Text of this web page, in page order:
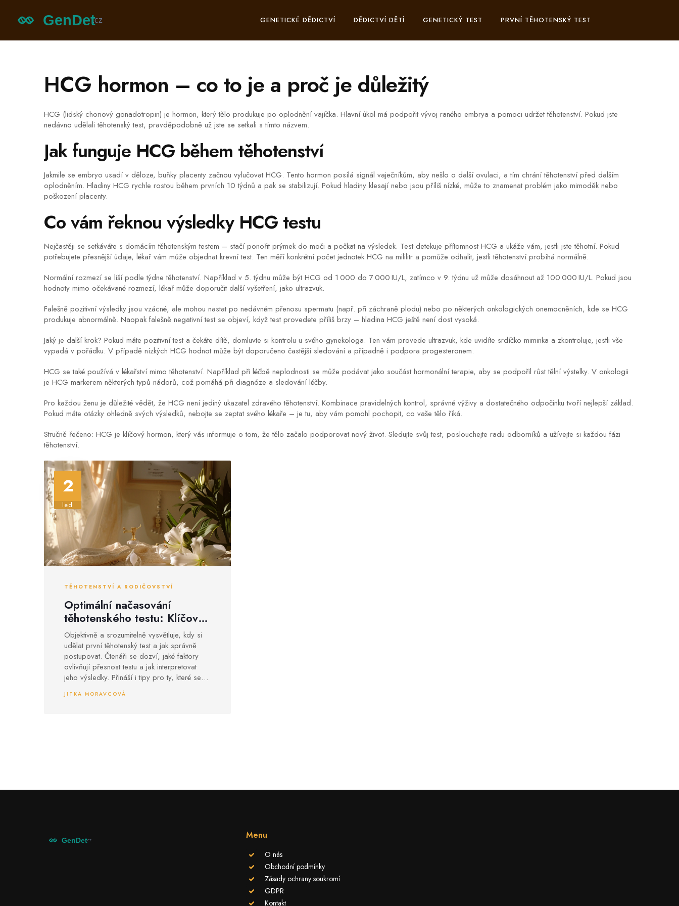
GENETICKÉ DĚDICTVÍ DĚDICTVÍ DĚTÍ GENETICKÝ TEST PRVNÍ TĚHOTENSKÝ TEST
HCG hormon – co to je a proč je důležitý
HCG (lidský choriový gonadotropin) je hormon, který tělo produkuje po oplodnění vajíčka. Hlavní úkol má podpořit vývoj raného embrya a pomoci udržet těhotenství. Pokud jste
nedávno udělali těhotenský test, pravděpodobně už jste se setkali s tímto názvem.
Jak funguje HCG během těhotenství
Jakmile se embryo usadí v děloze, buňky placenty začnou vylučovat HCG. Tento hormon posílá signál vaječníkům, aby nešlo o další ovulaci, a tím chrání těhotenství před dalším
oplodněním. Hladiny HCG rychle rostou během prvních 10 týdnů a pak se stabilizují. Pokud hladiny klesají nebo jsou příliš nízké, může to znamenat problém jako mimoděk nebo
poškození placenty.
Co vám řeknou výsledky HCG testu
Nejčastěji se setkáváte s domácím těhotenským testem – stačí ponořit prýmek do moči a počkat na výsledek. Test detekuje přítomnost HCG a ukáže vám, jestli jste těhotní. Pokud
potřebujete přesnější údaje, lékař vám může objednat krevní test. Ten měří konkrétní počet jednotek HCG na mililitr a pomůže odhalit, jestli těhotenství probíhá normálně.
Normální rozmezí se liší podle týdne těhotenství. Například v 5. týdnu může být HCG od 1 000 do 7 000 IU/L, zatímco v 9. týdnu už může dosáhnout až 100 000 IU/L. Pokud jsou
hodnoty mimo očekávané rozmezí, lékař může doporučit další vyšetření, jako ultrazvuk.
Falešně pozitivní výsledky jsou vzácné, ale mohou nastat po nedávném přenosu spermatu (např. při záchraně plodu) nebo po některých onkologických onemocněních, kde se HCG
produkuje abnormálně. Naopak falešně negativní test se objeví, když test provedete příliš brzy – hladina HCG ještě není dost vysoká.
Jaký je další krok? Pokud máte pozitivní test a čekáte dítě, domluvte si kontrolu u svého gynekologa. Ten vám provede ultrazvuk, kde uvidíte srdíčko miminka a zkontroluje, jestli vše
vypadá v pořádku. V případě nízkých HCG hodnot může být doporučeno častější sledování a případně i podpora progesteronem.
HCG se také používá v lékařství mimo těhotenství. Například při léčbě neplodnosti se může podávat jako součást hormonální terapie, aby se podpořil růst tělní výstelky. V onkologii
je HCG markerem některých typů nádorů, což pomáhá při diagnóze a sledování léčby.
Pro každou ženu je důležité vědět, že HCG není jediný ukazatel zdravého těhotenství. Kombinace pravidelných kontrol, správné výživy a dostatečného odpočinku tvoří nejlepší základ.
Pokud máte otázky ohledně svých výsledků, nebojte se zeptat svého lékaře – je tu, aby vám pomohl pochopit, co vaše tělo říká.
Stručně řečeno: HCG je klíčový hormon, který vás informuje o tom, že tělo začalo podporovat nový život. Sledujte svůj test, poslouchejte radu odborníků a užívejte si každou fázi
těhotenství.
2
led
TĚHOTENSTVÍ A RODIČOVSTVÍ
Optimální načasování
těhotenského testu: Klíčové
informace a doporučení
Objektivně a srozumitelně vysvětluje, kdy si
udělat první těhotenský test a jak správně
postupovat. Čtenáři se dozví, jaké faktory
ovlivňují přesnost testu a jak interpretovat
jeho výsledky. Přináší i tipy pro ty, které se
snaží otěhotnět a chtějí pochopit svůj
menstruační cyklus.
JITKA MORAVCOVÁ
Menu
O nás
Obchodní podmínky
Zásady ochrany soukromí
GDPR
Kontakt